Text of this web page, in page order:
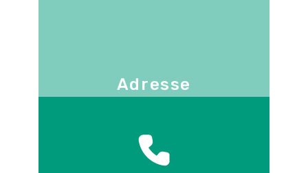
Adresse